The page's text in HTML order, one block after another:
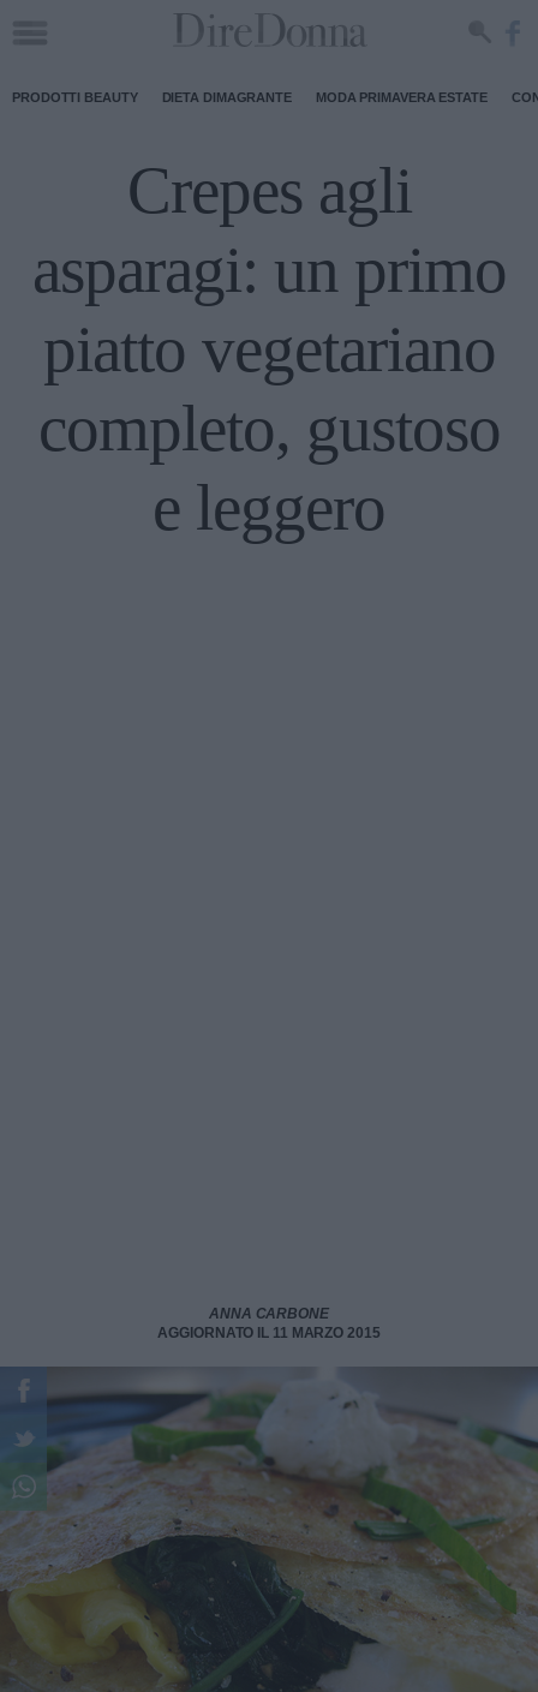
PRODOTTI BEAUTY DIETA DIMAGRANTE MODA PRIMAVERA ESTATE
Crepes agli
asparagi: un primo
piatto vegetariano
completo, gustoso
e leggero
ANNA CARBONE
AGGIORNATO IL 11 MARZO 2015